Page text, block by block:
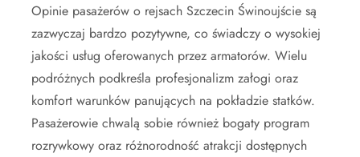
Opinie pasażerów o rejsach Szczecin Świnoujście są
zazwyczaj bardzo pozytywne, co świadczy o wysokiej
jakości usług oferowanych przez armatorów. Wielu
podróżnych podkreśla profesjonalizm załogi oraz
komfort warunków panujących na pokładzie statków.
Pasażerowie chwalą sobie również bogaty program
rozrywkowy oraz różnorodność atrakcji dostępnych